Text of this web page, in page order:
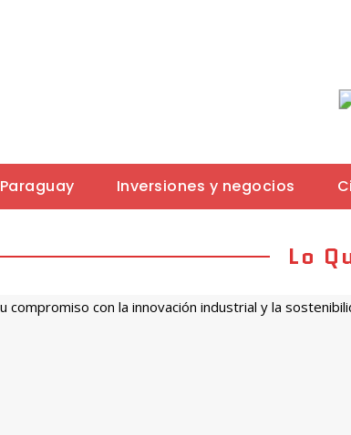
Paraguay Inversiones y negocios
Lo